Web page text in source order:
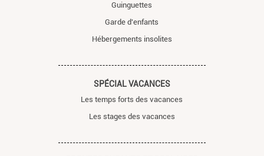
Guinguettes
Garde d'enfants
Hébergements insolites
SPÉCIAL VACANCES
Les temps forts des vacances
Les stages des vacances